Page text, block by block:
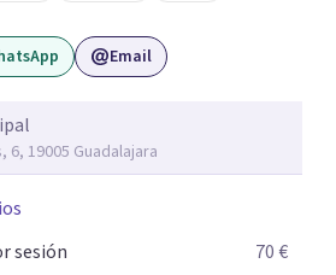
Email
6, 19005 Guadalajara
sesión
70 €